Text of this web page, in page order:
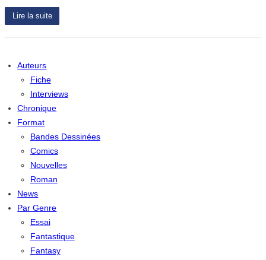
Lire la suite
Auteurs
Fiche
Interviews
Chronique
Format
Bandes Dessinées
Comics
Nouvelles
Roman
News
Par Genre
Essai
Fantastique
Fantasy